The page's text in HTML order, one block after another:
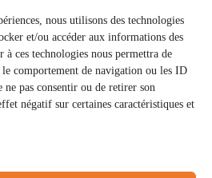
nous utilisons des technologies
et/ou accéder aux informations des
ces technologies nous permettra de
le comportement de navigation ou les ID
pas consentir ou de retirer son
négatif sur certaines caractéristiques et